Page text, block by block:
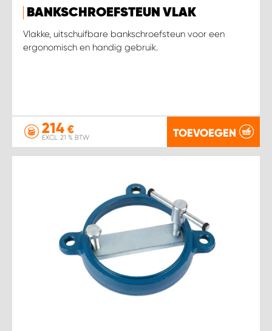
BANKSCHROEFSTEUN VLAK
Vlakke, uitschuifbare bankschroefsteun voor een
ergonomisch en handig gebruik.
214 €
EXCL. 21 % BTW TOEVOEGEN